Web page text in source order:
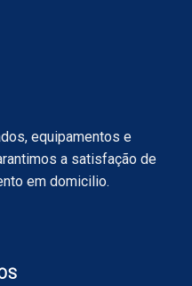
equipamentos e
a satisfação de
em domicilio.